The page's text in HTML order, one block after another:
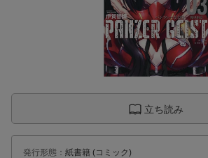
立ち読み
発行形態 ： 紙書籍 (コミック)